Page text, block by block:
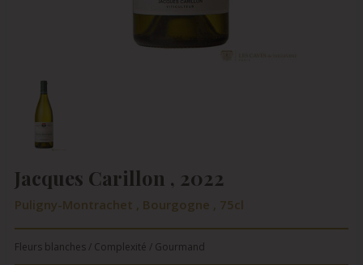
Jacques Carillon , 2022
Puligny-Montrachet , Bourgogne , 75cl
Fleurs blanches / Complexité / Gourmand